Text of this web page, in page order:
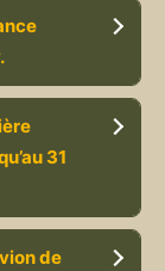
31
de